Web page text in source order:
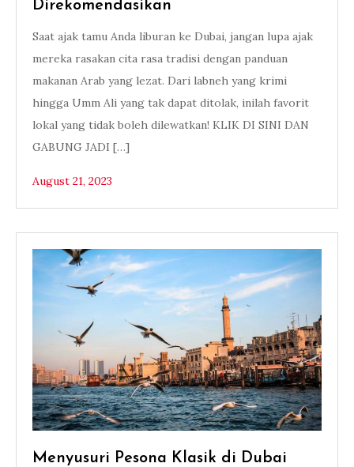
Direkomendasikan
Saat ajak tamu Anda liburan ke Dubai, jangan lupa ajak
mereka rasakan cita rasa tradisi dengan panduan
makanan Arab yang lezat. Dari labneh yang krimi
hingga Umm Ali yang tak dapat ditolak, inilah favorit
lokal yang tidak boleh dilewatkan! KLIK DI SINI DAN
GABUNG JADI […]
August 21, 2023
Menyusuri Pesona Klasik di Dubai